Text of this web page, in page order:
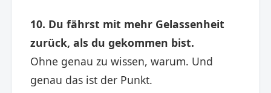
10. Du fährst mit mehr Gelassenheit
zurück, als du gekommen bist.
Ohne genau zu wissen, warum. Und
genau das ist der Punkt.